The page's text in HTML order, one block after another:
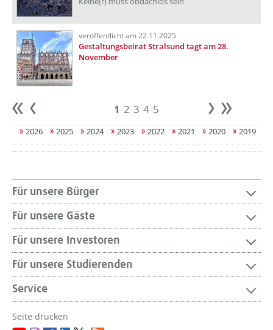
veröffentlicht am 22.11.2025
Gestaltungsbeirat Stralsund tagt am 28.
November
Anfang 1 2 3 4 5 weiter
2026 2025 2024 2023 2022 2021 2020 2019
Für unsere Bürger
Für unsere Gäste
Für unsere Investoren
Für unsere Studierenden
Service
Seite drucken